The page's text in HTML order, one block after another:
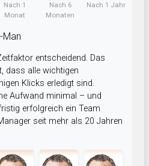
Nach 1
Monat
Nach 6
Monaten
Nach 1 Jahr
Man
entscheidend. Das
dass alle wichtigen
Klicks erledigt sind.
Aufwand minimal – und
erfolgreich ein Team
seit mehr als 20 Jahren